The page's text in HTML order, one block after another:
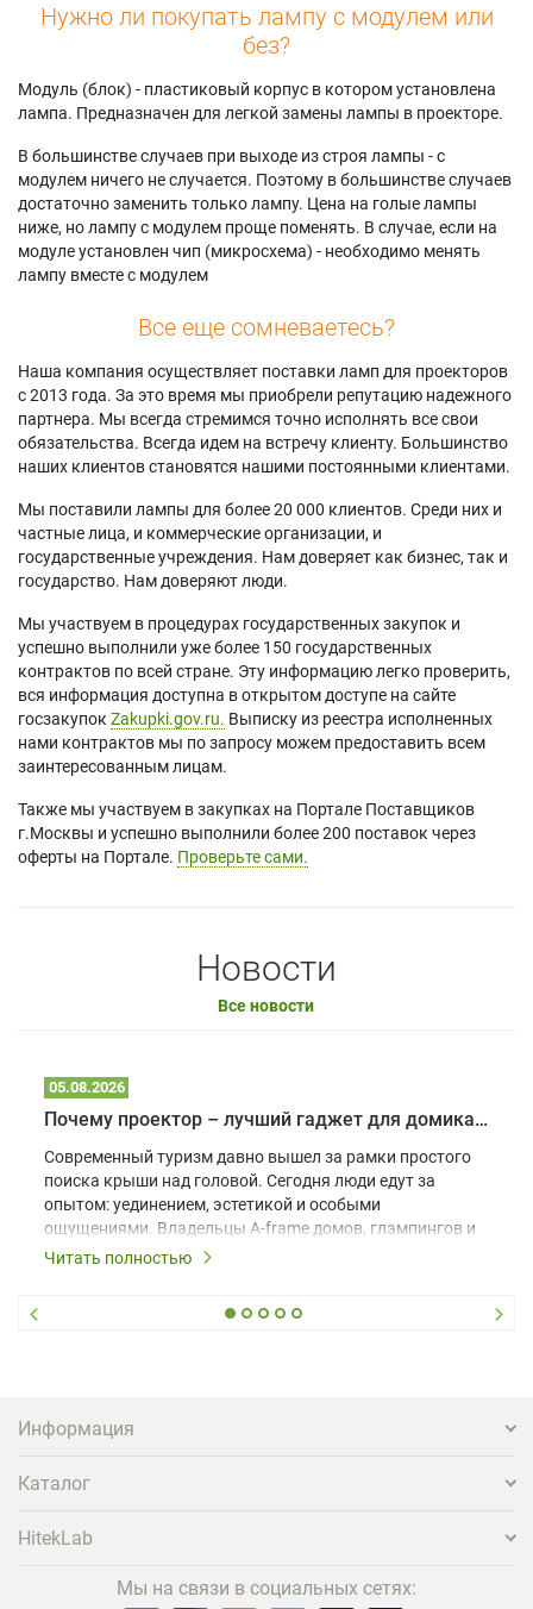
Нужно ли покупать лампу с модулем или
без?
Модуль (блок) - пластиковый корпус в котором установлена
лампа. Предназначен для легкой замены лампы в проекторе.
В большинстве случаев при выходе из строя лампы - с
модулем ничего не случается. Поэтому в большинстве случаев
достаточно заменить только лампу. Цена на голые лампы
ниже, но лампу с модулем проще поменять. В случае, если на
модуле установлен чип (микросхема) - необходимо менять
лампу вместе с модулем
Все еще сомневаетесь?
Наша компания осуществляет поставки ламп для проекторов
с 2013 года. За это время мы приобрели репутацию надежного
партнера. Мы всегда стремимся точно исполнять все свои
обязательства. Всегда идем на встречу клиенту. Большинство
наших клиентов становятся нашими постоянными клиентами.
Мы поставили лампы для более 20 000 клиентов. Среди них и
частные лица, и коммерческие организации, и
государственные учреждения. Нам доверяет как бизнес, так и
государство. Нам доверяют люди.
Мы участвуем в процедурах государственных закупок и
успешно выполнили уже более 150 государственных
контрактов по всей стране. Эту информацию легко проверить,
вся информация доступна в открытом доступе на сайте
госзакупок Zakupki.gov.ru. Выписку из реестра исполненных
нами контрактов мы по запросу можем предоставить всем
заинтересованным лицам.
Также мы участвуем в закупках на Портале Поставщиков
г.Москвы и успешно выполнили более 200 поставок через
оферты на Портале. Проверьте сами.
Новости
Все новости
05.08.2026
Почему проектор – лучший гаджет для домика в глэмпинге
Современный туризм давно вышел за рамки простого
поиска крыши над головой. Сегодня люди едут за
опытом: уединением, эстетикой и особыми
ощущениями. Владельцы A-frame домов, глэмпингов и
шале понимают, что конкуренция растет, и
вернуться и поделиться впечатлениями в соцсетях,
проектора.
Читать полностью
Информация
Каталог
HitekLab
Мы на связи в социальных сетях: